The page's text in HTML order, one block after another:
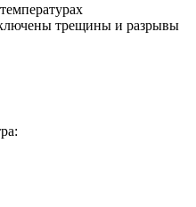
трещины и разрывы